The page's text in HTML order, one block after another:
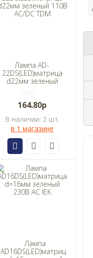
Лампа AD-
22DS(LED)матрица
d22мм зеленый
164.80р
В наличии: 2 шт.
в 1 магазине
Лампа
AD16DS(LED)матрица